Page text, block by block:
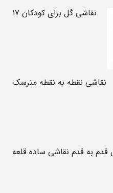
نقاشی گل برای کودکان ۱۷
نقاشی نقطه به نقطه مترسک
قدم به قدم نقاشی ساده قلعه